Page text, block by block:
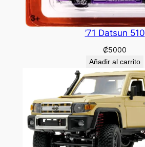
’71 Datsun 510
₡5000
Añadir al carrito